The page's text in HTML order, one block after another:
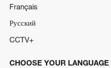
Français
Русский
CCTV+
CHOOSE YOUR LANGUAGE